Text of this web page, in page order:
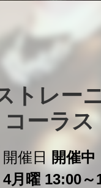
トレー
コーラス
開催日
開催中
月曜 13:00～